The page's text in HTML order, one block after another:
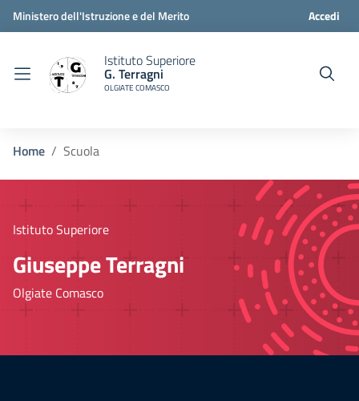
Ministero dell'Istruzione e del Merito Accedi
Istituto Superiore
G. Terragni
OLGIATE COMASCO
Home Scuola
Istituto Superiore
Giuseppe Terragni
Olgiate Comasco